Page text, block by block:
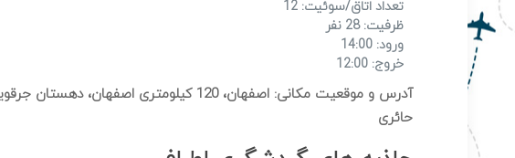
تعداد اتاق/سوئیت: 12
ظرفیت: 28 نفر
ورود: 14:00
خروج: 12:00
آدرس و موقعیت مکانی: اصفهان، 120 کیلومتری
حائری